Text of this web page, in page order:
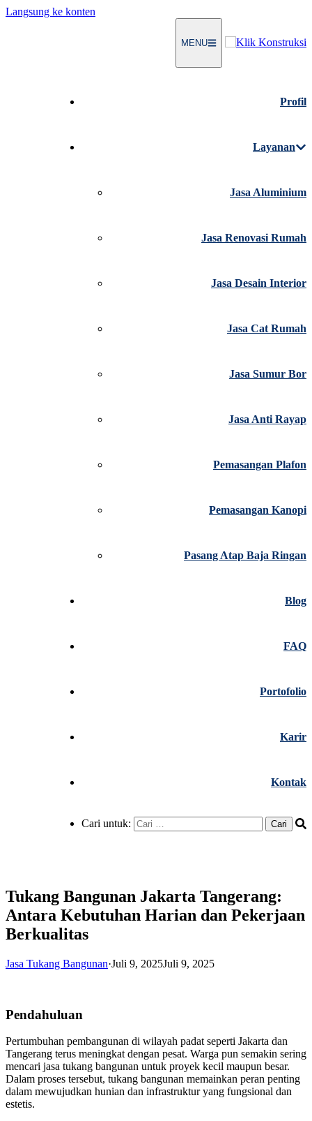
Langsung ke konten
MENU
Profil
Layanan
Jasa Aluminium
Jasa Renovasi Rumah
Jasa Desain Interior
Jasa Cat Rumah
Jasa Sumur Bor
Jasa Anti Rayap
Pemasangan Plafon
Pemasangan Kanopi
Pasang Atap Baja Ringan
Blog
FAQ
Portofolio
Karir
Kontak
Cari untuk:
Tukang Bangunan Jakarta Tangerang:
Antara Kebutuhan Harian dan Pekerjaan
Berkualitas
Jasa Tukang Bangunan·Juli 9, 2025Juli 9, 2025
Pendahuluan
Pertumbuhan pembangunan di wilayah padat seperti Jakarta dan
Tangerang terus meningkat dengan pesat. Warga pun semakin sering
mencari jasa tukang bangunan untuk proyek kecil maupun besar.
Dalam proses tersebut, tukang bangunan memainkan peran penting
dalam mewujudkan hunian dan infrastruktur yang fungsional dan
estetis.